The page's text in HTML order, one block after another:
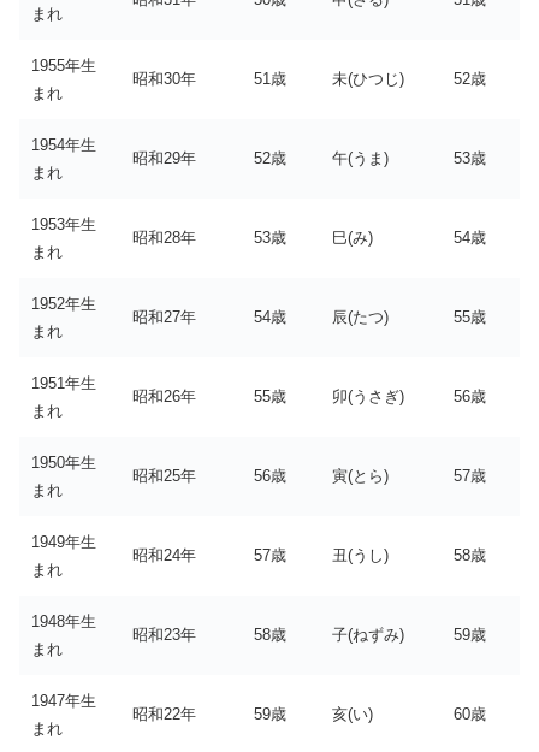
まれ
1955年生
まれ
昭和30年 51歳 未(ひつじ) 52歳
1954年生
まれ
昭和29年 52歳 午(うま) 53歳
1953年生
まれ
昭和28年 53歳 巳(み) 54歳
1952年生
まれ
昭和27年 54歳 辰(たつ) 55歳
1951年生
まれ
昭和26年 55歳 卯(うさぎ) 56歳
1950年生
まれ
昭和25年 56歳 寅(とら) 57歳
1949年生
まれ
昭和24年 57歳 丑(うし) 58歳
1948年生
まれ
昭和23年 58歳 子(ねずみ) 59歳
1947年生
まれ
昭和22年 59歳 亥(い) 60歳